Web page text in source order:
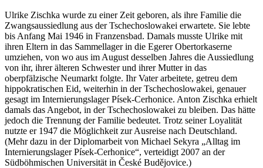
Ulrike Zischka wurde zu einer Zeit geboren, als ihre Familie die
Zwangsaussiedlung aus der Tschechoslowakei erwartete. Sie lebte
bis Anfang Mai 1946 in Franzensbad. Damals musste Ulrike mit
ihren Eltern in das Sammellager in die Egerer Obertorkaserne
umziehen, von wo aus im August desselben Jahres die Aussiedlung
von ihr, ihrer älteren Schwester und ihrer Mutter in das
oberpfälzische Neumarkt folgte. Ihr Vater arbeitete, getreu dem
hippokratischen Eid, weiterhin in der Tschechoslowakei, genauer
gesagt im Internierungslager Písek-Cerhonice. Anton Zischka erhielt
damals das Angebot, in der Tschechoslowakei zu bleiben. Das hätte
jedoch die Trennung der Familie bedeutet. Trotz seiner Loyalität
nutzte er 1947 die Möglichkeit zur Ausreise nach Deutschland.
(Mehr dazu in der Diplomarbeit von Michael Sekyra „Alltag im
Internierungslager Písek-Cerhonice“, verteidigt 2007 an der
Südböhmischen Universität in České Budějovice.)